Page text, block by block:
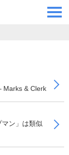
Marks & Clerk
ン」は類似